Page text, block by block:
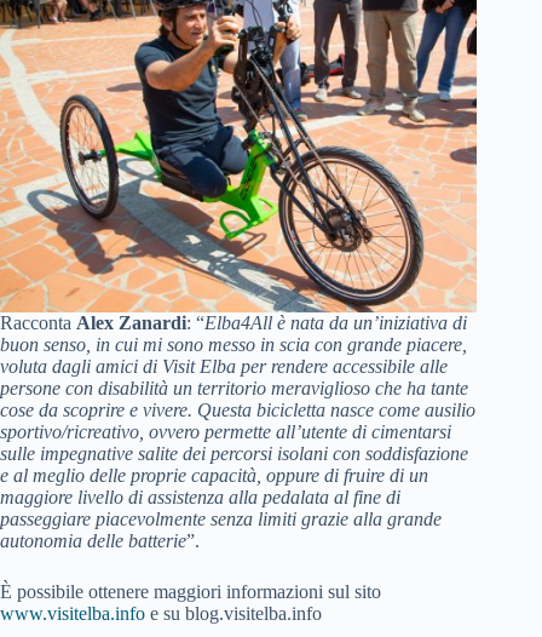
Racconta Alex Zanardi: “Elba4All è nata da un’iniziativa di
buon senso, in cui mi sono messo in scia con grande piacere,
voluta dagli amici di Visit Elba per rendere accessibile alle
persone con disabilità un territorio meraviglioso che ha tante
cose da scoprire e vivere. Questa bicicletta nasce come ausilio
sportivo/ricreativo, ovvero permette all’utente di cimentarsi
sulle impegnative salite dei percorsi isolani con soddisfazione
e al meglio delle proprie capacità, oppure di fruire di un
maggiore livello di assistenza alla pedalata al fine di
passeggiare piacevolmente senza limiti grazie alla grande
autonomia delle batterie”.
È possibile ottenere maggiori informazioni sul sito
www.visitelba.info e su blog.visitelba.info